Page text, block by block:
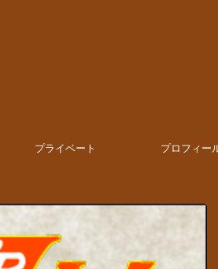
プライベート プロフィー